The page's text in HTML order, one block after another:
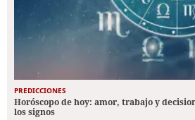
PREDICCIONES
Horóscopo de hoy: amor, trabajo y
los signos